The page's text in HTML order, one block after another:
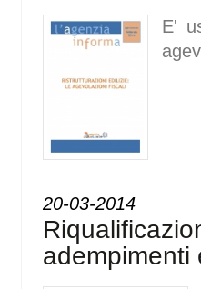
E'
20-03-2014
adempimenti